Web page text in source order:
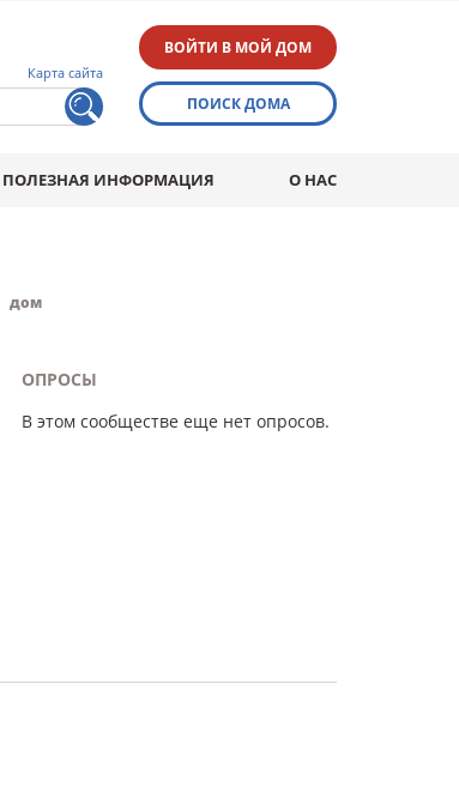
Карта сайта
ВОЙТИ В МОЙ ДОМ
ПОИСК ДОМА
ПОЛЕЗНАЯ ИНФОРМАЦИЯ О НАС
дом
ОПРОСЫ
В этом сообществе еще нет опросов.